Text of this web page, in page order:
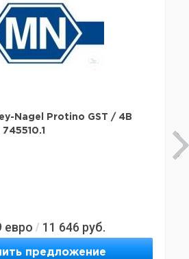
Nagel Protino GST / 4B
евро / 11 646 руб.
предложение